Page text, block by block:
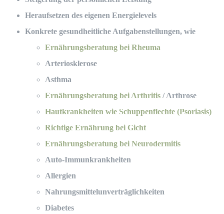
Heraufsetzen des eigenen Energielevels
Konkrete gesundheitliche Aufgabenstellungen, wie
Ernährungsberatung bei Rheuma
Arteriosklerose
Asthma
Ernährungsberatung bei Arthritis / Arthrose
Hautkrankheiten wie Schuppenflechte (Psoriasis)
Richtige Ernährung bei Gicht
Ernährungsberatung bei Neurodermitis
Auto-Immunkrankheiten
Allergien
Nahrungsmittelunverträglichkeiten
Diabetes